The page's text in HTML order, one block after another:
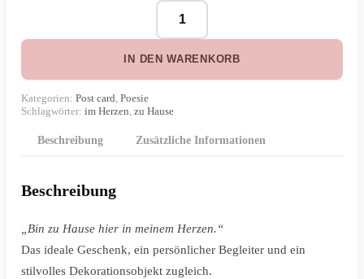
Poesie
Card:
Bin
Hause
IN DEN WARENKORB
Kategorien: Post card Poesie
Schlagwörter: im Herzen zu Hause
Beschreibung Zusätzliche Informationen
Beschreibung
„Bin zu Hause hier in meinem Herzen.“
Das ideale Geschenk, ein persönlicher Begleiter und ein
stilvolles Dekorationsobjekt zugleich.